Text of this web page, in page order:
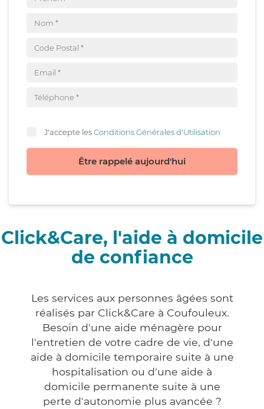
J'accepte lesConditions Générales d'Utilisation
Être rappelé aujourd'hui
Click&Care, l'aide à domicile
de confiance
Les services aux personnes âgées sont
réalisés par Click&Care à Coufouleux.
Besoin d'une aide ménagère pour
l'entretien de votre cadre de vie, d'une
aide à domicile temporaire suite à une
hospitalisation ou d'une aide à
domicile permanente suite à une
perte d'autonomie plus avancée ?